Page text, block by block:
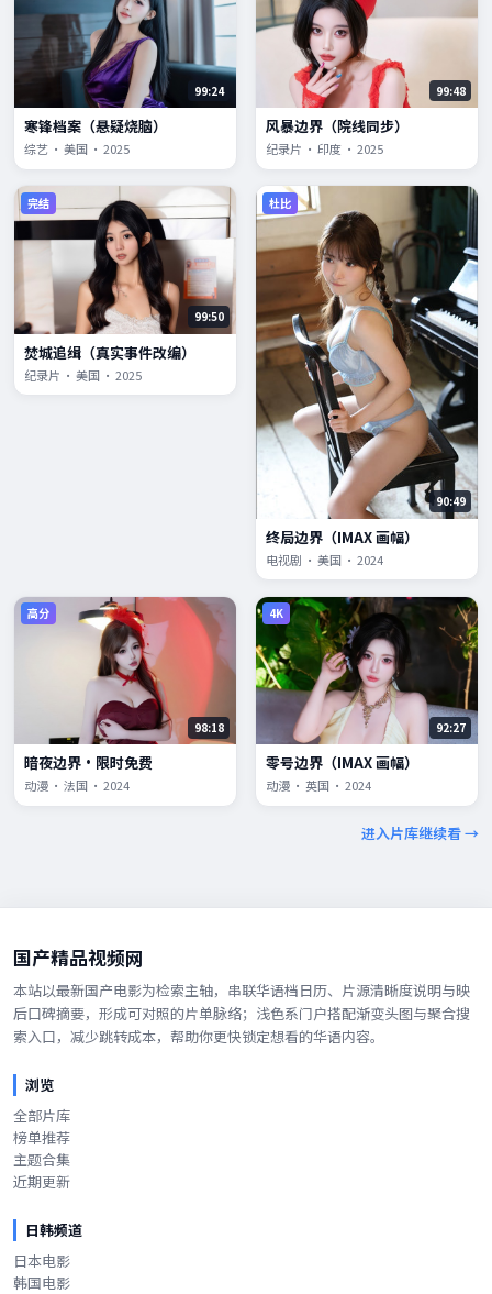
99:24
寒锋档案（悬疑烧脑）
综艺 · 美国 · 2025
99:48
风暴边界（院线同步）
纪录片 · 印度 · 2025
完结
99:50
焚城追缉（真实事件改编）
纪录片 · 美国 · 2025
杜比
90:49
终局边界（IMAX 画幅）
电视剧 · 美国 · 2024
高分
98:18
暗夜边界·限时免费
动漫 · 法国 · 2024
4K
92:27
零号边界（IMAX 画幅）
动漫 · 英国 · 2024
进入片库继续看 →
国产精品视频网
本站以最新国产电影为检索主轴，串联华语档日历、片源清晰度说明与映
后口碑摘要，形成可对照的片单脉络；浅色系门户搭配渐变头图与聚合搜
索入口，减少跳转成本，帮助你更快锁定想看的华语内容。
浏览
全部片库
榜单推荐
主题合集
近期更新
日韩频道
日本电影
韩国电影